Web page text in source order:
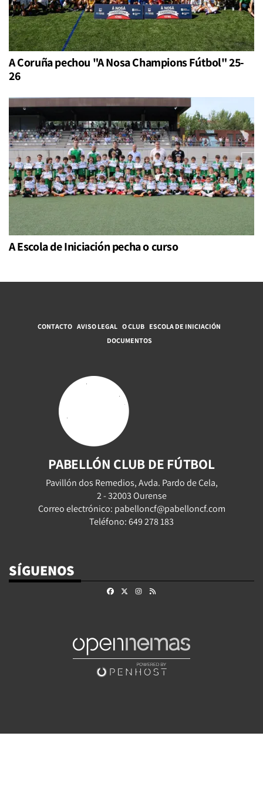
A Coruña pechou "A Nosa Champions Fútbol" 25-
26
A Escola de Iniciación pecha o curso
CONTACTO AVISO LEGAL O CLUB ESCOLA DE INICIACIÓN
DOCUMENTOS
PABELLÓN CLUB DE FÚTBOL
Pavillón dos Remedios, Avda. Pardo de Cela,
2 - 32003 Ourense
Correo electrónico: pabelloncf@pabelloncf.com
Teléfono: 649 278 183
SÍGUENOS
FacebookInstagram